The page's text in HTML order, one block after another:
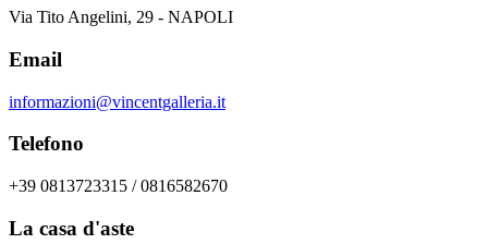
Via Tito Angelini, 29 - NAPOLI
Email
informazioni@vincentgalleria.it
Telefono
+39 0813723315 / 0816582670
La casa d'aste